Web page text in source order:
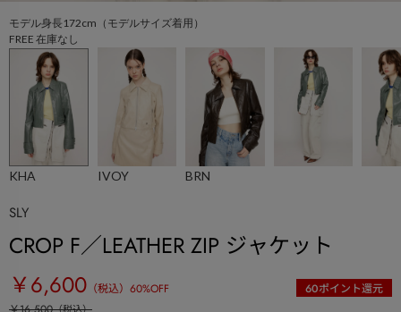
モデル身長172cm（モデルサイズ着用）
FREE 在庫なし
KHA IVOY BRN
SLY
CROP F／LEATHER ZIP ジャケット
￥6,600 （税込） 60%OFF 60ポイント還元